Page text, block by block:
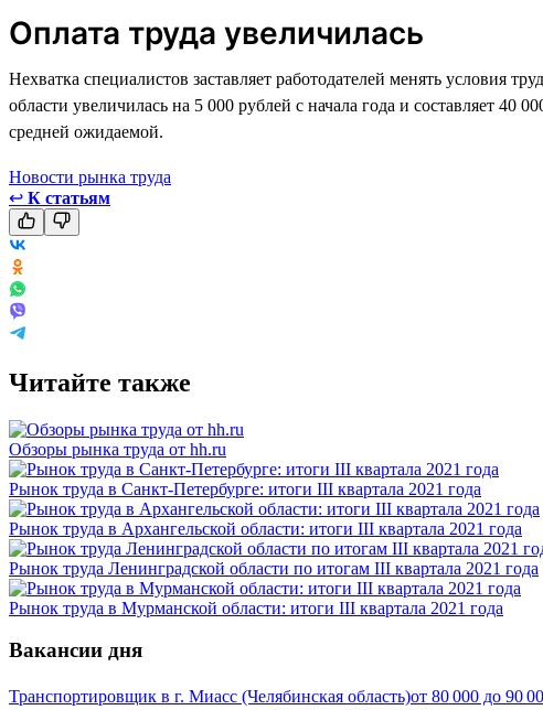
Оплата труда увеличилась
Нехватка специалистов заставляет работодателей менять условия
области увеличилась на 5 000 рублей с начала года и составляет
средней ожидаемой.
Новости рынка труда
↩ К статьям
Читайте также
Обзоры рынка труда от hh.ru
Рынок труда в Санкт-Петербурге: итоги III квартала 2021 года
Рынок труда в Архангельской области: итоги III квартала 2021 года
Рынок труда Ленинградской области по итогам III квартала 2021 года
Рынок труда в Мурманской области: итоги III квартала 2021 года
Вакансии дня
Транспортировщик в г. Миасс (Челябинская область)от 80 000 до 90